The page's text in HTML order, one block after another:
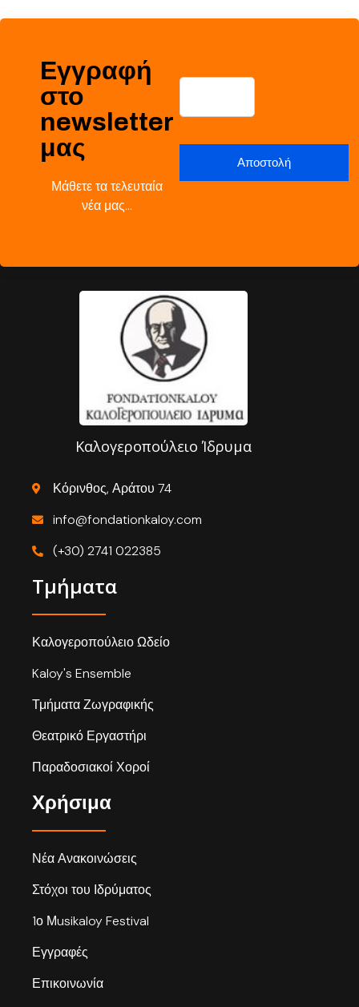
Εγγραφή
στο
newsletter
μας
Μάθετε τα τελευταία
νέα μας…
Καλογεροπούλειο Ίδρυμα
Κόρινθος, Αράτου 74
info@fondationkaloy.com
(+30) 2741 022385
Τμήματα
Καλογεροπούλειο Ωδείο
Kaloy's Ensemble
Τμήματα Ζωγραφικής
Θεατρικό Εργαστήρι
Παραδοσιακοί Χοροί
Χρήσιμα
Νέα Ανακοινώσεις
Στόχοι του Ιδρύματος
1ο Μusikaloy Festival
Εγγραφές
Επικοινωνία